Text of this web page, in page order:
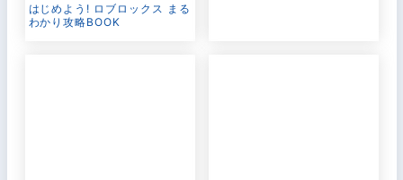
はじめよう! ロブロックス まる
わかり攻略BOOK